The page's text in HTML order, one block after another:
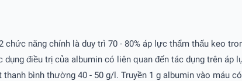
năng chính là duy trì 70 - 80% áp lực thẩm thấu keo
điều trị của albumin có liên quan đến tác dụng trên
bình thường 40 - 50 g/l. Truyền 1 g albumin vào máu